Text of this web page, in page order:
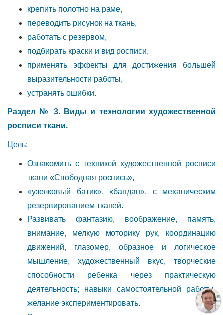
крепить полотно на раме,
переводить рисунок на ткань,
работать с резервом,
подбирать краски и вид росписи,
применять эффекты для достижения большей
выразительности работы,
устранять ошибки.
Раздел № 3. Виды и технологии художественной
росписи ткани.
Цель:
Ознакомить с техникой художественной росписи
ткани «Свободная роспись»,
«узелковый батик», «бандан». с механическим
резервированием тканей.
Развивать фантазию, воображение, память,
внимание, мелкую моторику рук, координацию
движений, глазомер, образное и логическое
мышление, художественный вкус, творческие
способности ребенка через практическую
деятельность; навыки самостоятельной работы,
желание экспериментировать.